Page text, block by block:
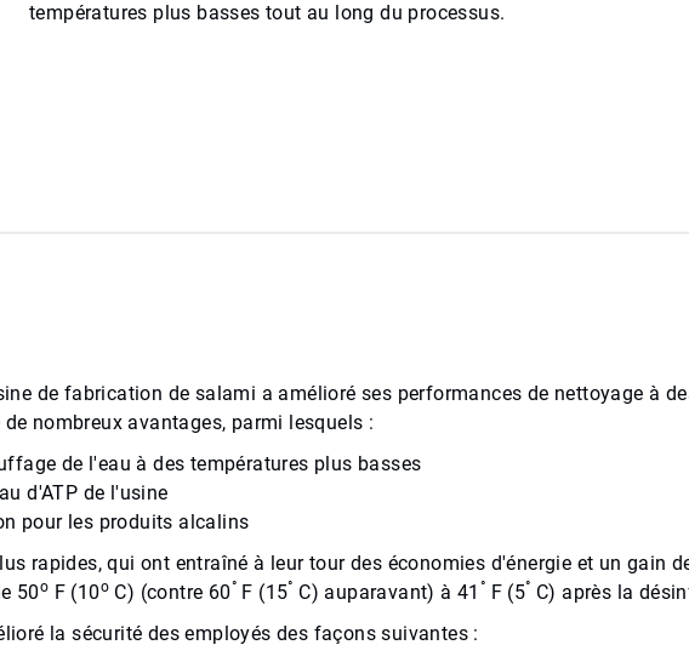
températures plus basses tout au long du processus.
de fabrication de salami a amélioré ses performances de nettoyage à
nombreux avantages, parmi lesquels :
de l'eau à des températures plus basses
d'ATP de l'usine
pour les produits alcalins
rapides, qui ont entraîné à leur tour des économies d'énergie et un gain
50o F (10o C) (contre 60° F (15° C) auparavant) à 41 ° F (5° C) après la
la sécurité des employés des façons suivantes :